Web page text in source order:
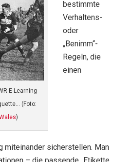
E-Learning
(Foto:
)
bestimmte
Verhaltens-
oder
„Benimm“-
Regeln, die
einen
miteinander sicherstellen. Man